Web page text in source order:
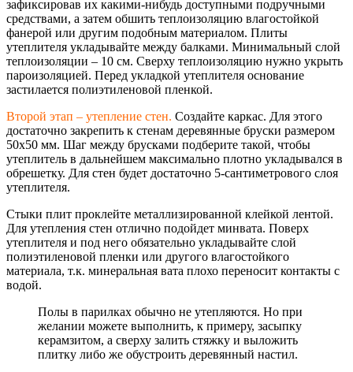
зафиксировав их какими-нибудь доступными подручными
средствами, а затем обшить теплоизоляцию влагостойкой
фанерой или другим подобным материалом. Плиты
утеплителя укладывайте между балками. Минимальный слой
теплоизоляции – 10 см. Сверху теплоизоляцию нужно укрыть
пароизоляцией. Перед укладкой утеплителя основание
застилается полиэтиленовой пленкой.
Второй этап – утепление стен. Создайте каркас. Для этого
достаточно закрепить к стенам деревянные бруски размером
50х50 мм. Шаг между брусками подберите такой, чтобы
утеплитель в дальнейшем максимально плотно укладывался в
обрешетку. Для стен будет достаточно 5-сантиметрового слоя
утеплителя.
Стыки плит проклейте металлизированной клейкой лентой.
Для утепления стен отлично подойдет минвата. Поверх
утеплителя и под него обязательно укладывайте слой
полиэтиленовой пленки или другого влагостойкого
материала, т.к. минеральная вата плохо переносит контакты с
водой.
Полы в парилках обычно не утепляются. Но при
желании можете выполнить, к примеру, засыпку
керамзитом, а сверху залить стяжку и выложить
плитку либо же обустроить деревянный настил.